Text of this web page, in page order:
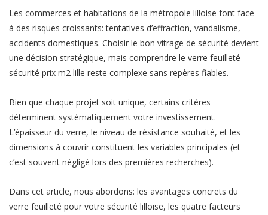
Les commerces et habitations de la métropole lilloise font face
à des risques croissants: tentatives d’effraction, vandalisme,
accidents domestiques. Choisir le bon vitrage de sécurité devient
une décision stratégique, mais comprendre le verre feuilleté
sécurité prix m2 lille reste complexe sans repères fiables.
Bien que chaque projet soit unique, certains critères
déterminent systématiquement votre investissement.
L’épaisseur du verre, le niveau de résistance souhaité, et les
dimensions à couvrir constituent les variables principales (et
c’est souvent négligé lors des premières recherches).
Dans cet article, nous abordons: les avantages concrets du
verre feuilleté pour votre sécurité lilloise, les quatre facteurs